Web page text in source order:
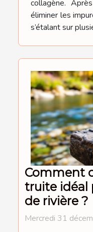
collagène.
éliminer les
s’étalant sur
Comment
truite idéal
de rivière ?
Mercredi 31